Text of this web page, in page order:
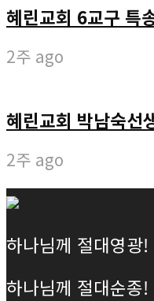
혜린교회 6교구 특
2주 ago
혜린교회 박남숙선
2주 ago
하나님께 절대영광!
하나님께 절대순종!